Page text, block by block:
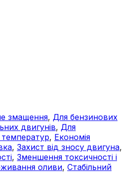
змащення, Для бензинових
двигунів, Для
, Економія
, Захист від зносу двигуна,
, Зменшення токсичності і
оливи, Стабільний